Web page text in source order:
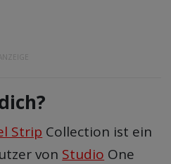
Strip Collection ist ein
von Studio One